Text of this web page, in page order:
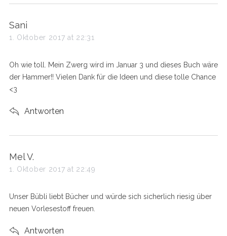
s
a
s
Sani
1. Oktober 2017 at 22:31
Oh wie toll. Mein Zwerg wird im Januar 3 und dieses Buch wäre
der Hammer!! Vielen Dank für die Ideen und diese tolle Chance
<3
Antworten
s
a
s
:
Mel V.
1. Oktober 2017 at 22:49
Unser Bübli liebt Bücher und würde sich sicherlich riesig über
neuen Vorlesestoff freuen.
Antworten